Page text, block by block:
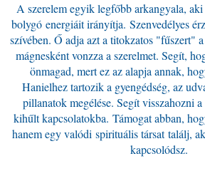
A szerelem egyik legfőbb arkangyala,
bolygó energiáit irányítja. Szenvedélyes
szívében. Ő adja azt a titokzatos "fűszert"
mágnesként vonzza a szerelmet. Segít,
önmagad, mert ez az alapja annak,
Hanielhez tartozik a gyengédség, az
pillanatok megélése. Segít visszahozni
kihűlt kapcsolatokba. Támogat abban,
hanem egy valódi spirituális társat találj,
kapcsolódsz.